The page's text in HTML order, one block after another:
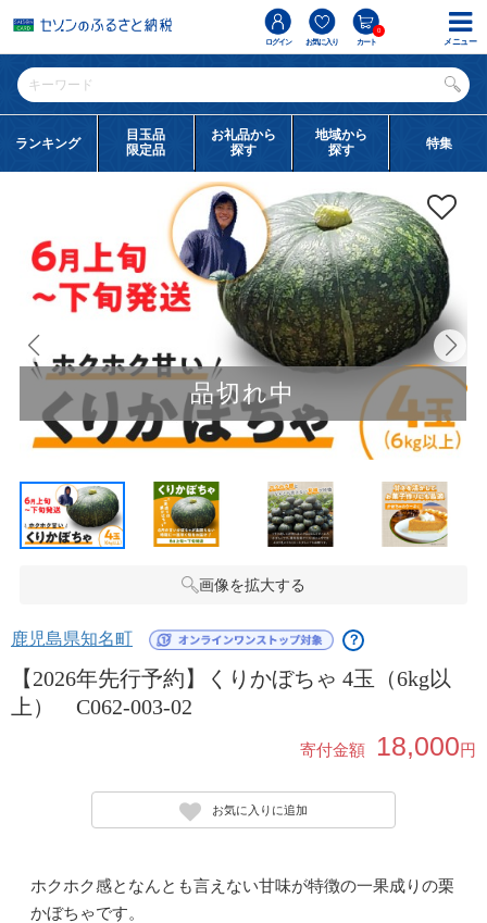
ログイン お気に入り カート
0
ランキング
目玉品
限定品
お礼品から
探す
地域から
探す
特集
品切れ中
画像を拡大する
鹿児島県知名町 ？
【2026年先行予約】くりかぼちゃ 4玉（6kg以
上） C062-003-02
寄付金額 18,000円
お気に入りに追加
ホクホク感となんとも言えない甘味が特徴の一果成りの栗
かぼちゃです。
メニュー